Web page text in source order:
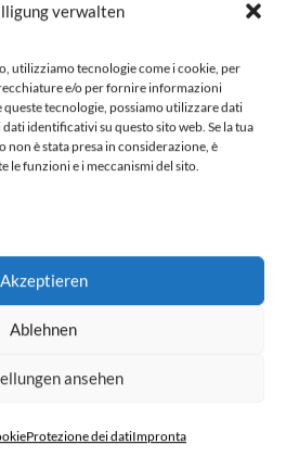
verwalten
utilizziamo tecnologie come i cookie, per
e/o per fornire informazioni
tecnologie, possiamo utilizzare dati
identificativi su questo sito web. Se la tua
non è stata presa in considerazione, è
le funzioni e i meccanismi del sito.
Akzeptieren
Ablehnen
ansehen
Protezione dei datiImpronta
da latte forte e